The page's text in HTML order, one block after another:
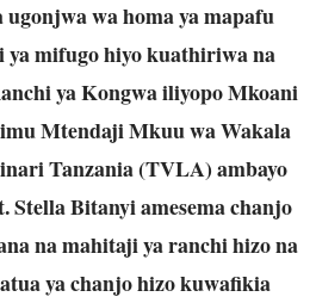
wa homa ya mapafu
ya mifugo hiyo kuathiriwa na
ya Kongwa iliyopo Mkoani
Mtendaji Mkuu wa Wakala
Tanzania (TVLA) ambayo
Bitanyi amesema chanjo
na mahitaji ya ranchi hizo na
ya chanjo hizo kuwafikia